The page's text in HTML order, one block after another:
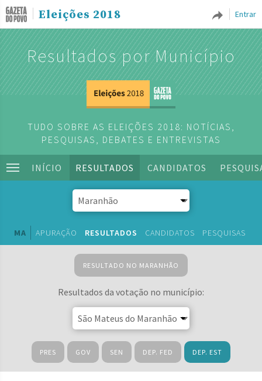
Entrar
Eleições 2018
Resultados por Município
TUDO SOBRE AS ELEIÇÕES 2018: NOTÍCIAS,
PESQUISAS, DEBATES E ENTREVISTAS
INÍCIO RESULTADOS CANDIDATOS
MA APURAÇÃO RESULTADOS CANDIDATOS PESQUISAS
RESULTADO NO MARANHÃO
Resultados da votação no município:
PRES GOV SEN DEP. FED DEP. EST